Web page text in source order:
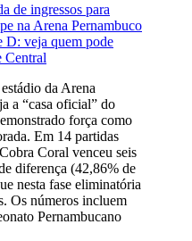
de ingressos para
na Arena Pernambuco
D: veja quem pode
Central
da Arena
a “casa oficial” do
força como
Em 14 partidas
Coral venceu seis
diferença (42,86% de
nesta fase eliminatória
Os números incluem
Pernambucano